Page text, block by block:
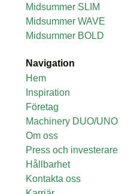
Midsummer SLIM
Midsummer WAVE
Midsummer BOLD
Navigation
Hem
Inspiration
Företag
Machinery DUO/UNO
Om oss
Press och investerare
Hållbarhet
Kontakta oss